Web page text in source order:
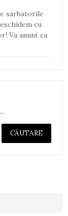
sarbatorile
cu
Va anunt ca